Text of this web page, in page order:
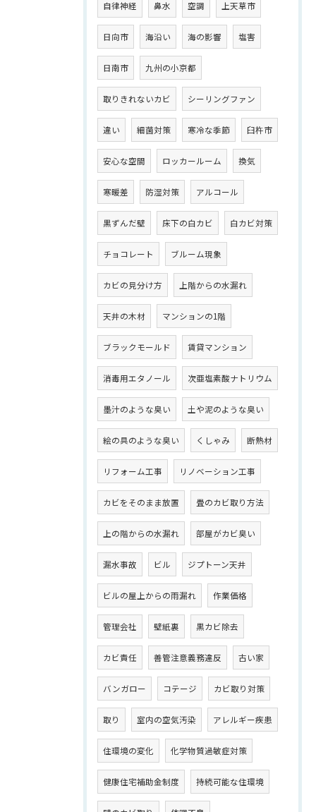
自律神経 鼻水 空調 上天草市
日向市 海沿い 海の影響 塩害
日南市 九州の小京都
取りきれないカビ シーリングファン
違い 細菌対策 寒冷な季節 臼杵市
安心な空間 ロッカールーム 換気
寒暖差 防湿対策 アルコール
黒ずんだ壁 床下の白カビ 白カビ対策
チョコレート ブルーム現象
カビの見分け方 上階からの水漏れ
天井の木材 マンションの1階
ブラックモールド 賃貸マンション
消毒用エタノール 次亜塩素酸ナトリウム
墨汁のような臭い 土や泥のような臭い
絵の具のような臭い くしゃみ 断熱材
リフォーム工事 リノベーション工事
カビをそのまま放置 畳のカビ取り方法
上の階からの水漏れ 部屋がカビ臭い
漏水事故 ビル ジプトーン天井
ビルの屋上からの雨漏れ 作業価格
管理会社 壁紙裏 黒カビ除去
カビ責任 善管注意義務違反 古い家
バンガロー コテージ カビ取り対策
取り 室内の空気汚染 アレルギー疾患
住環境の変化 化学物質過敏症対策
健康住宅補助金制度 持続可能な住環境